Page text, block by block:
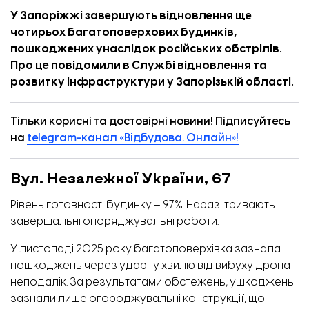
У Запоріжжі завершують відновлення ще
чотирьох багатоповерхових будинків,
пошкоджених унаслідок російських обстрілів.
Про це повідомили в Службі відновлення та
розвитку інфраструктури у Запорізькій області.
Тільки корисні та достовірні новини! Підписуйтесь
на telegram-канал «Відбудова. Онлайн»!
Вул. Незалежної України, 67
Рівень готовності будинку – 97%. Наразі тривають
завершальні опоряджувальні роботи.
У листопаді 2025 року багатоповерхівка зазнала
пошкоджень через ударну хвилю від вибуху дрона
неподалік. За результатами обстежень, ушкоджень
зазнали лише огороджувальні конструкції, що